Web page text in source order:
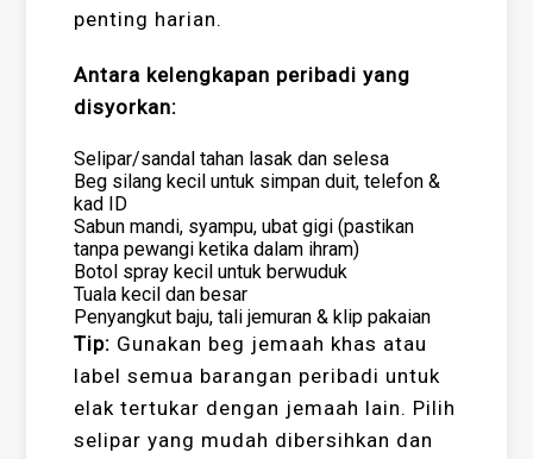
penting harian.
Antara kelengkapan peribadi yang
disyorkan:
Selipar/sandal tahan lasak dan selesa
Beg silang kecil untuk simpan duit, telefon &
kad ID
Sabun mandi, syampu, ubat gigi (pastikan
tanpa pewangi ketika dalam ihram)
Botol spray kecil untuk berwuduk
Tuala kecil dan besar
Penyangkut baju, tali jemuran & klip pakaian
Tip: Gunakan beg jemaah khas atau
label semua barangan peribadi untuk
elak tertukar dengan jemaah lain. Pilih
selipar yang mudah dibersihkan dan